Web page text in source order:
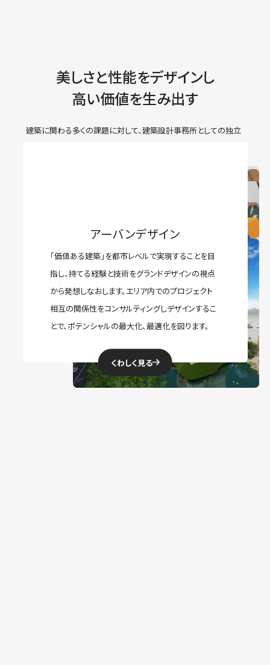
美しさと性能をデザインし
高い価値を生み出す
建築に関わる多くの課題に対して、建築設計事務所としての独立
出来る存在であることなど「真に価値ある建築」を
実現することです。
くわしく見る
上げなど、付随する情報もすべて1つのデータで管
くわしく見る
用により、年間一次エネルギー消費量がゼロ、ある
いは、おおむねゼロとなる建築物のことを示します。
くわしく見る
わることはもちろんのこと、建築プロジェ クト実現
のため、構造、設備と融合させながら建築物の設計
全般をトータル的にコーディネイトすることが重要
な役割です。
くわしく見る
予想される荷重や外力に対して、顧客の要望する
い、あらゆる技術を分析・総合化してバランスの良
い建築物の構造計画を提案していきます。
くわしく見る
てます。日々技術革新を行い、建築設計のパート
ナーとして設備設計を行い、効率の良い、長寿命、
保守管理の容易な設備提案を行います。
くわしく見る
アーバンデザイン
「価値ある建築」を都市レベルで実現することを目
指し、持てる経験と技術をグランドデザインの視点
から発想しなおします。エリア内でのプロジェクト
相互の関係性をコンサルティングしデザインするこ
とで、ポテンシャルの最大化、最適化を図ります。
くわしく見る
地域に根ざし、
未来を描く。
建築でまちの風景と記憶をつくる仕事です。